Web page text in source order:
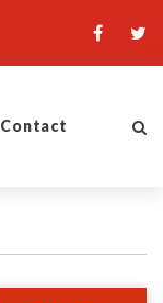
Contact